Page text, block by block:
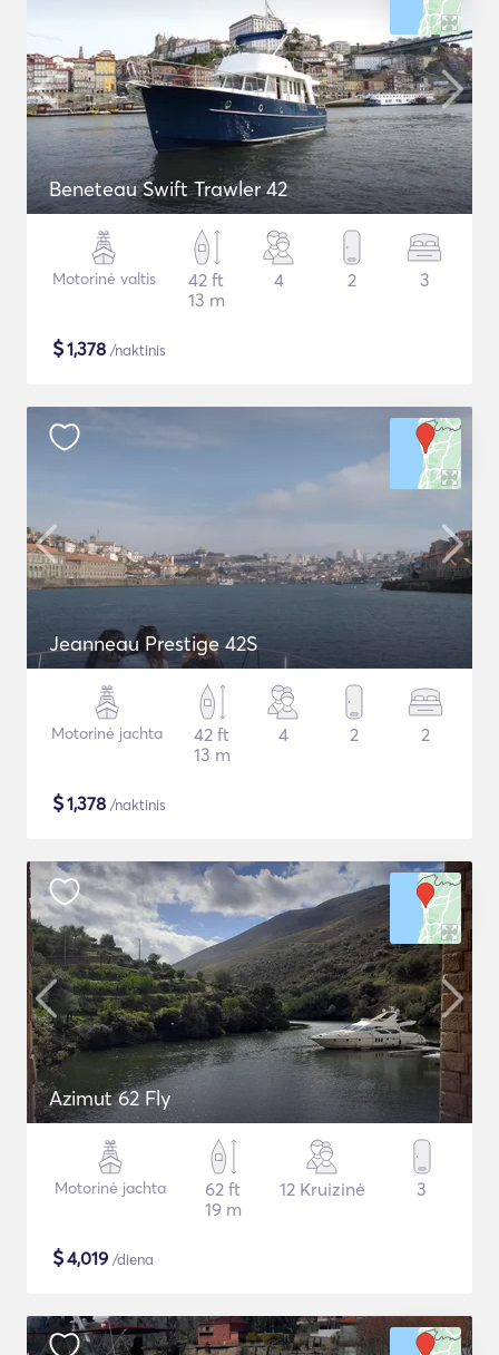
Beneteau Swift Trawler 42
Motorinė valtis
42 ft
13 m
4 2 3
$1,378 /naktinis
Jeanneau Prestige 42S
Motorinė jachta
42 ft
13 m
4 2 2
$1,378 /naktinis
Azimut 62 Fly
Motorinė jachta
62 ft
19 m
12 Kruizinė 3
$4,019 /diena